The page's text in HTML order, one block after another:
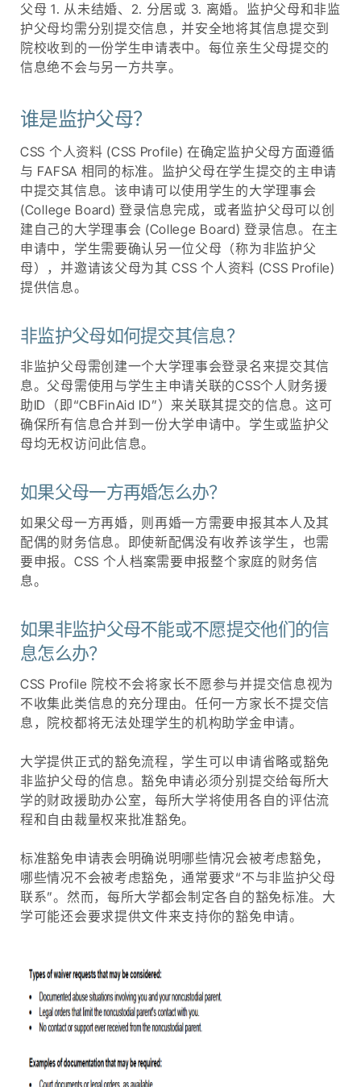
父母 1. 从未结婚、2. 分居或 3. 离婚。监护父母和非监
护父母均需分别提交信息，并安全地将其信息提交到
院校收到的一份学生申请表中。每位亲生父母提交的
信息绝不会与另一方共享。
谁是监护父母？
CSS 个人资料 (CSS Profile) 在确定监护父母方面遵循
与 FAFSA 相同的标准。监护父母在学生提交的主申请
中提交其信息。该申请可以使用学生的大学理事会
(College Board) 登录信息完成，或者监护父母可以创
建自己的大学理事会 (College Board) 登录信息。在主
申请中，学生需要确认另一位父母（称为非监护父
母），并邀请该父母为其 CSS 个人资料 (CSS Profile)
提供信息。
非监护父母如何提交其信息？
非监护父母需创建一个大学理事会登录名来提交其信
息。父母需使用与学生主申请关联的CSS个人财务援
助ID（即“CBFinAid ID”）来关联其提交的信息。这可
确保所有信息合并到一份大学申请中。学生或监护父
母均无权访问此信息。
如果父母一方再婚怎么办？
如果父母一方再婚，则再婚一方需要申报其本人及其
配偶的财务信息。即使新配偶没有收养该学生，也需
要申报。CSS 个人档案需要申报整个家庭的财务信
息。
如果非监护父母不能或不愿提交他们的信
息怎么办？
CSS Profile 院校不会将家长不愿参与并提交信息视为
不收集此类信息的充分理由。任何一方家长不提交信
息，院校都将无法处理学生的机构助学金申请。
大学提供正式的豁免流程，学生可以申请省略或豁免
非监护父母的信息。豁免申请必须分别提交给每所大
学的财政援助办公室，每所大学将使用各自的评估流
程和自由裁量权来批准豁免。
标准豁免申请表会明确说明哪些情况会被考虑豁免，
哪些情况不会被考虑豁免，通常要求“不与非监护父母
联系”。然而，每所大学都会制定各自的豁免标准。大
学可能还会要求提供文件来支持你的豁免申请。